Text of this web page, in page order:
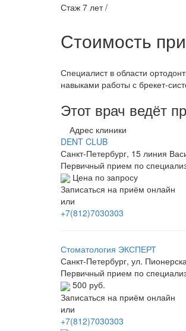
Стаж 7 лет /
Стоимость
Специалист в области
навыками работы с брекет-
Этот врач ведёт
Адрес клиники
DENT CLUB
Санкт-Петербург, 15 линия
Первичный прием по
Цена по запросу
Записаться на приём онлайн
или
+7(812)7030303
Стоматология ЭКСПЕРТ
Санкт-Петербург, ул.
Первичный прием по
500 руб.
Записаться на приём онлайн
или
+7(812)7030303